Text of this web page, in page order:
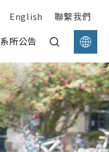
English
聯繫我們
系所公告